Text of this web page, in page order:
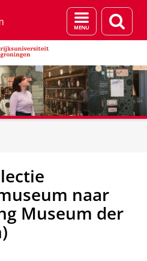
Menu
en
naar
Museum der